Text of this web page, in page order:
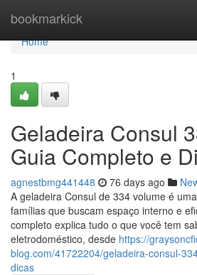
bookmarkick
Home
Home
1
Geladeira Consul
Guia Completo e
agnestbmg441448 76 days ago
A geladeira Consul de 334 volume é
famílias que buscam espaço interno e
completo explica tudo o que você tem
eletrodoméstico, desde https://
blog.com/41722204/geladeira-consul-
dicas